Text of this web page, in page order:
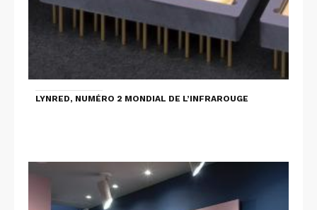
LYNRED, NUMÉRO 2 MONDIAL DE L’INFRAROUGE